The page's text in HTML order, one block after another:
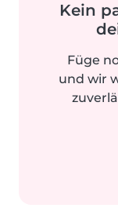
Kein
Füge
und wir